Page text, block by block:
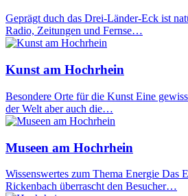
Geprägt duch das Drei-Länder-Eck ist
Radio, Zeitungen und Fernse…
Kunst am Hochrhein
Besondere Orte für die Kunst Eine
der Welt aber auch die…
Museen am Hochrhein
Wissenswertes zum Thema Energie Das
Rickenbach überrascht den Besucher…